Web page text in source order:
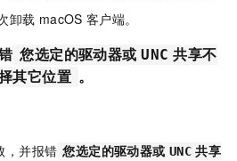
卸载 macOS 客户端。
您选定的驱动器或 UNC 共享不
其它位置 。
，并报错 您选定的驱动器或 UNC 共享